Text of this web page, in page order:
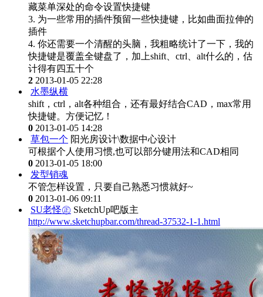
藏菜单深处的命令设置快捷键
3. 为一些常用的插件预留一些快捷键，比如曲面拉伸的
插件
4. 你还需要一个清醒的头脑，我粗略统计了一下，我的
快捷键是覆盖全键盘了，加上shift、ctrl、alt什么的，估
计得有四五十个
2 2013-01-05 22:28
水墨纵横
shift，ctrl，alt各种组合，还有最好结合CAD，max常用
快捷键。方便记忆！
0 2013-01-05 14:28
草包一个 阳光房设计\数据中心设计
可根据个人使用习惯,也可以部分键用法和CAD相同
0 2013-01-05 18:00
发型销魂
不管怎样设置，只要自己熟悉习惯就好~
0 2013-01-06 09:11
SU老怪㊣ SketchUp吧版主
http://www.sketchupbar.com/thread-37532-1-1.html